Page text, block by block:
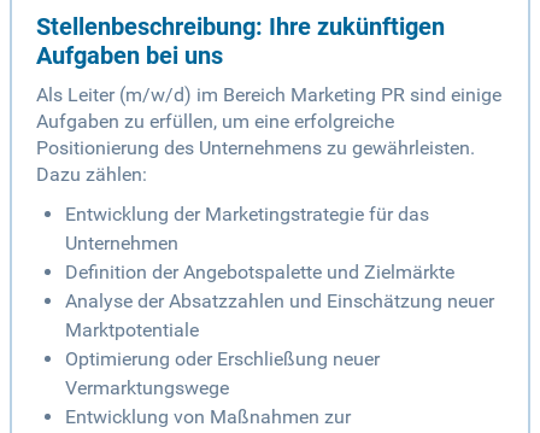
Stellenbeschreibung: Ihre zukünftigen
Aufgaben bei uns
Als Leiter (m/w/d) im Bereich Marketing PR sind einige
Aufgaben zu erfüllen, um eine erfolgreiche
Positionierung des Unternehmens zu gewährleisten.
Dazu zählen:
Entwicklung der Marketingstrategie für das
Unternehmen
Definition der Angebotspalette und Zielmärkte
Analyse der Absatzzahlen und Einschätzung neuer
Marktpotentiale
Optimierung oder Erschließung neuer
Vermarktungswege
Entwicklung von Maßnahmen zur